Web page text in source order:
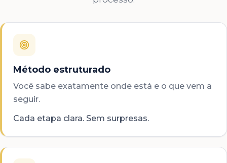
Método estruturado
Você sabe exatamente onde está e o que vem a
seguir.
Cada etapa clara. Sem surpresas.